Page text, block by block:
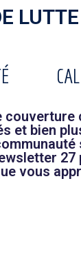
et bien
27
vous